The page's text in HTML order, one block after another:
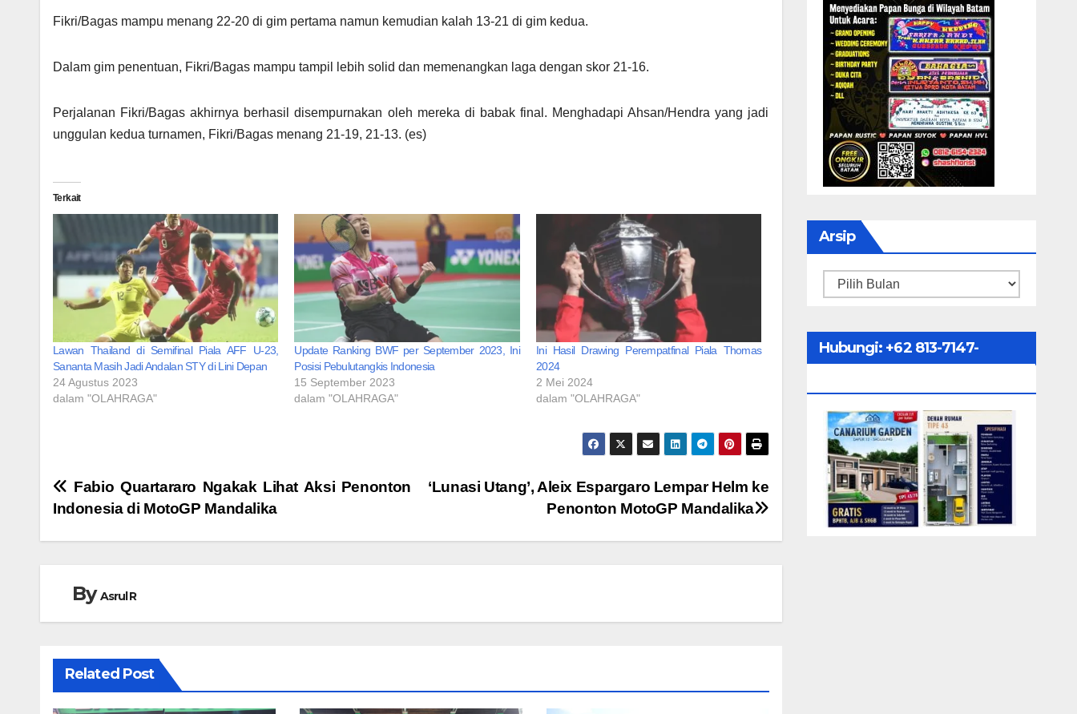
Fikri/Bagas mampu menang 22-20 di gim pertama namun kemudian kalah 13-21 di gim kedua.
Dalam gim penentuan, Fikri/Bagas mampu tampil lebih solid dan memenangkan laga dengan skor 21-16.
Perjalanan Fikri/Bagas akhirnya berhasil disempurnakan oleh mereka di babak final. Menghadapi Ahsan/Hendra yang jadi
unggulan kedua turnamen, Fikri/Bagas menang 21-19, 21-13. (es)
Terkait
Lawan Thailand di Semifinal Piala AFF U-23,
Sananta Masih Jadi Andalan STY di Lini Depan
24 Agustus 2023
dalam "OLAHRAGA"
Update Ranking BWF per September 2023, Ini
Posisi Pebulutangkis Indonesia
15 September 2023
dalam "OLAHRAGA"
Ini Hasil Drawing Perempatfinal Piala Thomas
2024
2 Mei 2024
dalam "OLAHRAGA"
Navigasi
‘Lunasi Utang’, Aleix Espargaro Lempar Helm ke
Penonton MotoGP Mandalika
Fabio Quartararo Ngakak Lihat Aksi Penonton
Indonesia di MotoGP Mandalika
ByAsrul R
Related Post
Arsip
Arsip
Hubungi: ‪+62 813-7147-